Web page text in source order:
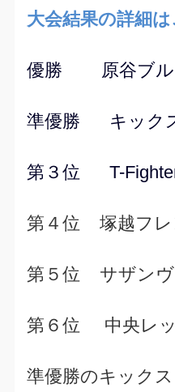
大会結果の詳細
優勝 原谷ブル
準優勝 キック
第３位 T-
第４位 塚越フレ
第５位 サザンヴ
第６位 中央レッ
準優勝のキック